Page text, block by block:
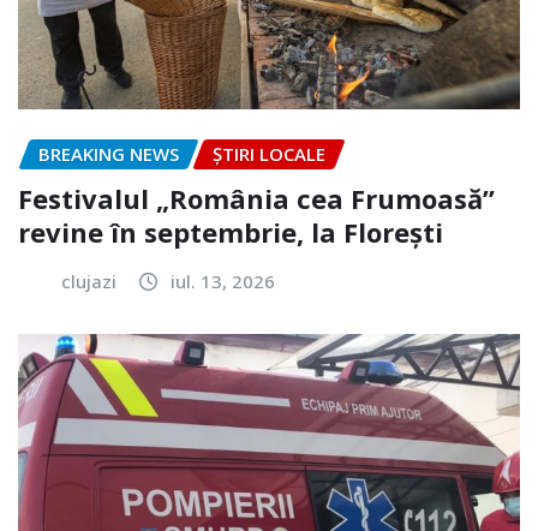
BREAKING NEWS ȘTIRI LOCALE
Festivalul „România cea Frumoasă”
revine în septembrie, la Florești
clujazi iul. 13, 2026